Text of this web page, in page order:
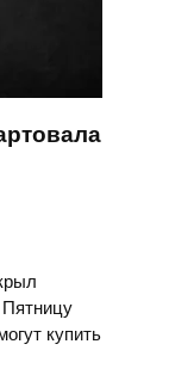
купить